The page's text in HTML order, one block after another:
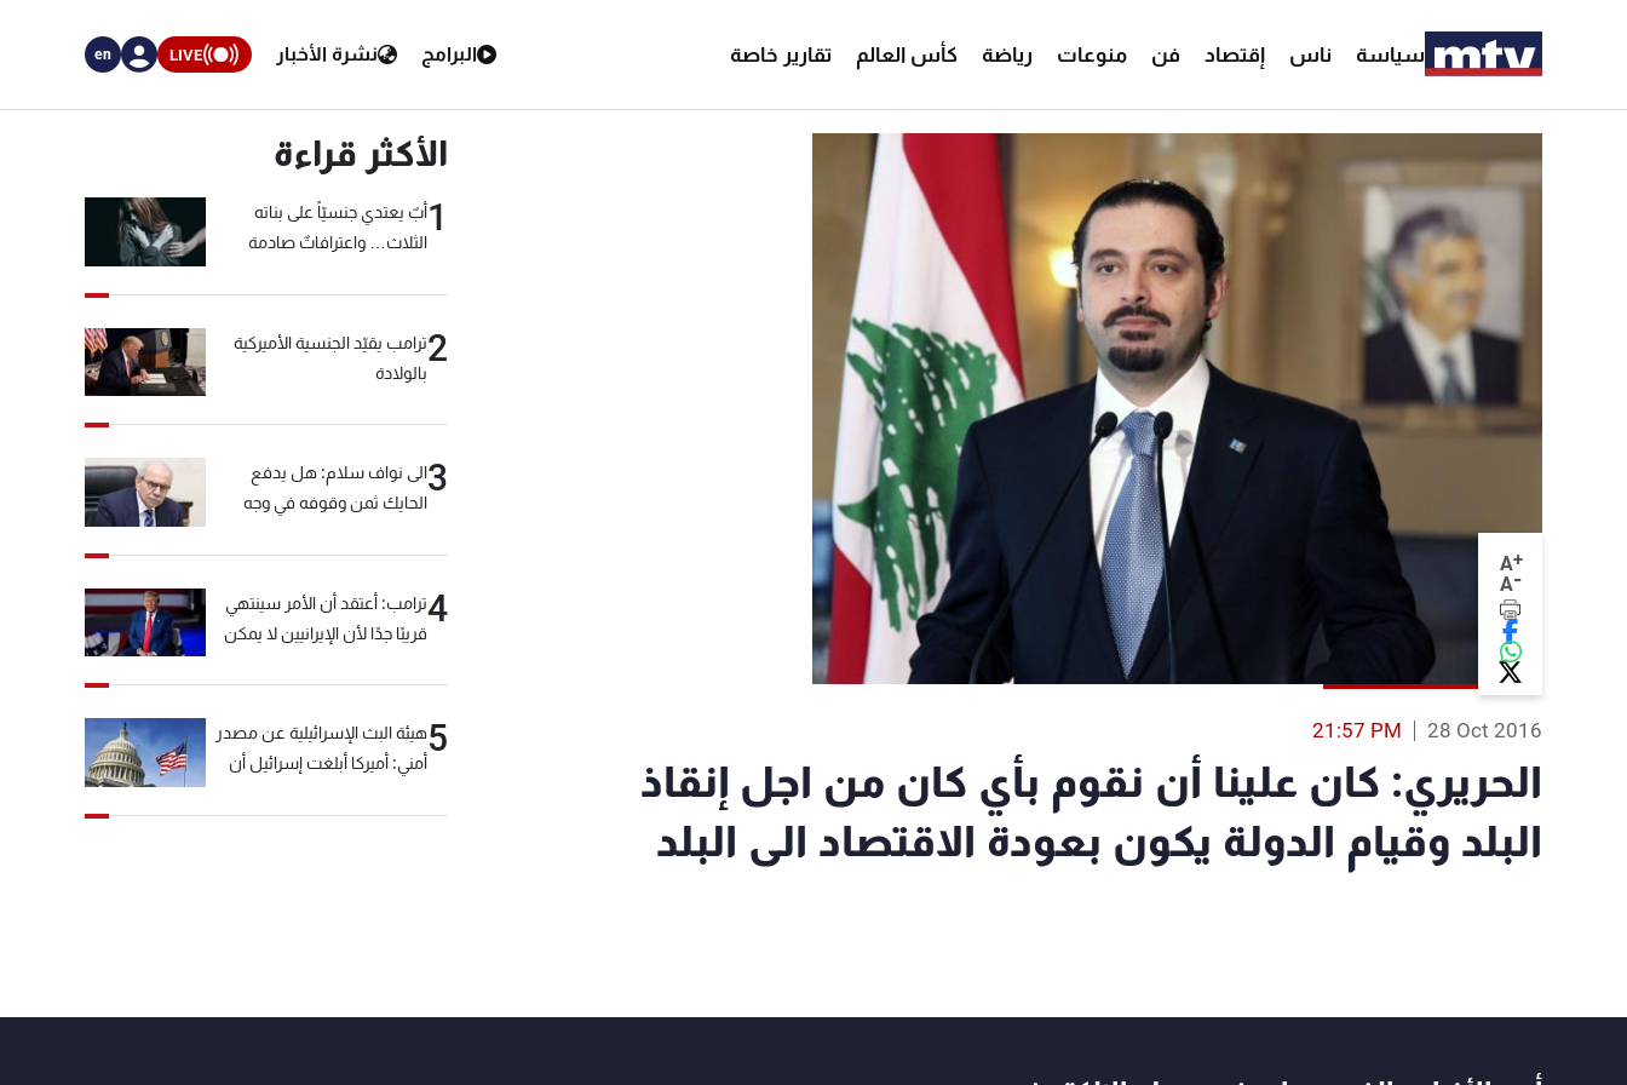
سياسة ناس إقتصاد فن منوعات رياضة كأس العالم تقارير خاصة البرامج نشرة الأخبار LIVE
en
A+
A-
28 Oct 2016
21:57 PM
الحريري: كان علينا أن نقوم بأي كان من اجل إنقاذ
البلد وقيام الدولة يكون بعودة الاقتصاد الى البلد
الأكثر قراءة
1أبٌ يعتدي جنسيّاً على بناته
الثلاث… واعترافاتٌ صادمة
2ترامب يقيّد الجنسية الأميركية
بالولادة
3الى نواف سلام: هل يدفع
الحايك ثمن وقوفه في وجه
4ترامب: أعتقد أن الأمر سينتهي
قريبًا جدًا لأن الإيرانيين لا يمكن
5هيئة البث الإسرائيلية عن مصدر
أمني: أميركا أبلغت إسرائيل أن